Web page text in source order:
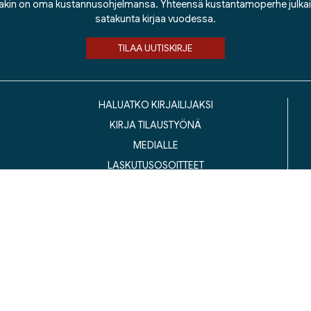
on oma kustannusohjelmansa. Yhteensä kustantamoperhe
satakunta kirjaa vuodessa.
TILAA UUTISKIRJE
HALUATKO KIRJAILIJAKSI
KIRJA TILAUSTYÖNÄ
MEDIALLE
LASKUTUSOSOITTEET